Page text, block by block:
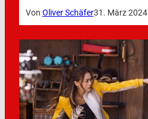
Von Oliver Schäfer31. März 2024